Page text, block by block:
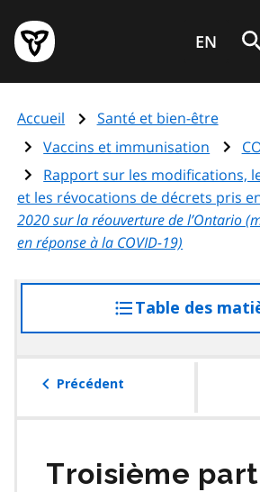
au
contenu
principal
Page
d'accueil
de
l'Ontario
EN
Accueil
Santé et bien-être
Vaccins et immunisation
Rapport sur les modifications,
et les révocations de décrets pris
2020 sur la réouverture de l’Ontario
en réponse à la COVID-19)
Table des
Précédent
Troisième